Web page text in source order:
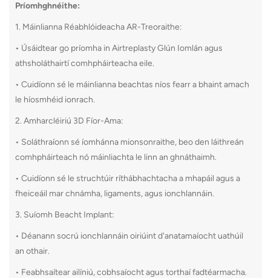
Príomhghnéithe:
1. Máinlianna Réabhlóideacha AR-Treoraithe:
• Úsáidtear go príomha in Airtreplasty Glún Iomlán agus
athsholáthairtí comhpháirteacha eile.
• Cuidíonn sé le máinlianna beachtas níos fearr a bhaint amach
le híosmhéid ionrach.
2. Amharcléiriú 3D Fíor-Ama:
• Soláthraíonn sé íomhánna mionsonraithe, beo den láithreán
comhpháirteach nó máinliachta le linn an ghnáthaimh.
• Cuidíonn sé le struchtúir ríthábhachtacha a mhapáil agus a
fheiceáil mar chnámha, ligaments, agus ionchlannáin.
3. Suíomh Beacht Implant:
• Déanann socrú ionchlannáin oiriúint d'anatamaíocht uathúil
an othair.
• Feabhsaítear ailíniú, cobhsaíocht agus torthaí fadtéarmacha.